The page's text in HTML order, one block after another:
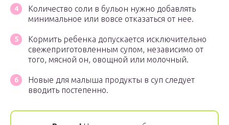
Количество соли в бульон нужно добавлять
минимальное или вовсе отказаться от нее.
Кормить ребенка допускается исключительно
свежеприготовленным супом, независимо от
того, мясной он, овощной или молочный.
Новые для малыша продукты в суп следует
вводить постепенно.